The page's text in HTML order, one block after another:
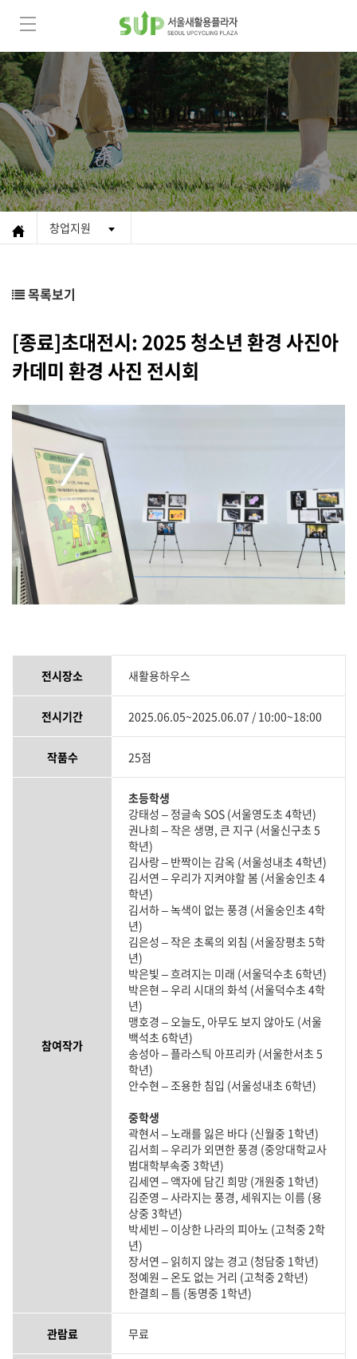
창업지원
목록보기
[종료]초대전시: 2025 청소년 환경 사진아
카데미 환경 사진 전시회
전시장소 새활용하우스
전시기간 2025.06.05~2025.06.07 / 10:00~18:00
작품수 25점
참여작가
초등학생
강태성 – 정글속 SOS (서울영도초 4학년)
권나희 – 작은 생명, 큰 지구 (서울신구초 5
학년)
김사랑 – 반짝이는 감옥 (서울성내초 4학년)
김서연 – 우리가 지켜야할 봄 (서울숭인초 4
학년)
김서하 – 녹색이 없는 풍경 (서울숭인초 4학
년)
김은성 – 작은 초록의 외침 (서울장평초 5학
년)
박은빛 – 흐려지는 미래 (서울덕수초 6학년)
박은현 – 우리 시대의 화석 (서울덕수초 4학
년)
맹호경 – 오늘도, 아무도 보지 않아도 (서울
백석초 6학년)
송성아 – 플라스틱 아프리카 (서울한서초 5
학년)
안수현 – 조용한 침입 (서울성내초 6학년)
중학생
곽현서 – 노래를 잃은 바다 (신월중 1학년)
김서희 – 우리가 외면한 풍경 (중앙대학교사
범대학부속중 3학년)
김세연 – 액자에 담긴 희망 (개원중 1학년)
김준영 – 사라지는 풍경, 세워지는 이름 (용
상중 3학년)
박세빈 – 이상한 나라의 피아노 (고척중 2학
년)
장서연 – 읽히지 않는 경고 (청담중 1학년)
정예원 – 온도 없는 거리 (고척중 2학년)
한결희 – 틈 (동명중 1학년)
관람료 무료